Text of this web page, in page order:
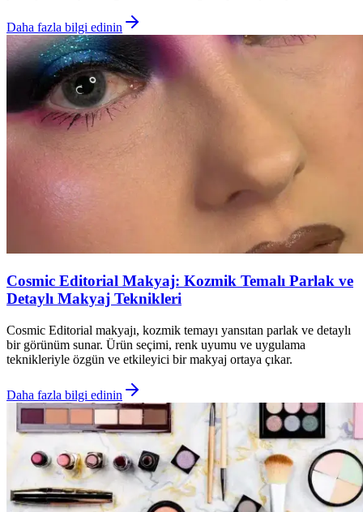
Daha fazla bilgi edinin
Cosmic Editorial Makyaj: Kozmik Temalı Parlak ve
Detaylı Makyaj Teknikleri
Cosmic Editorial makyajı, kozmik temayı yansıtan parlak ve detaylı
bir görünüm sunar. Ürün seçimi, renk uyumu ve uygulama
teknikleriyle özgün ve etkileyici bir makyaj ortaya çıkar.
Daha fazla bilgi edinin